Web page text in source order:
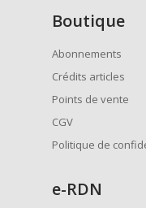
Boutique
Abonnements
Crédits articles
Points de vente
CGV
Politique de
e-RDN